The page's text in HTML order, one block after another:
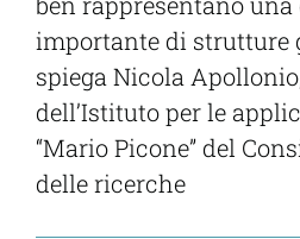
importante di strutture
spiega Nicola
dell’Istituto per le
“Mario Picone” del
delle ricerche